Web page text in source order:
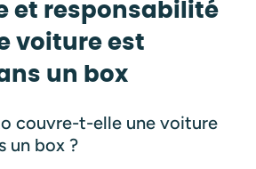
et responsabilité
voiture est
un box
couvre-t-elle une voiture
un box ?